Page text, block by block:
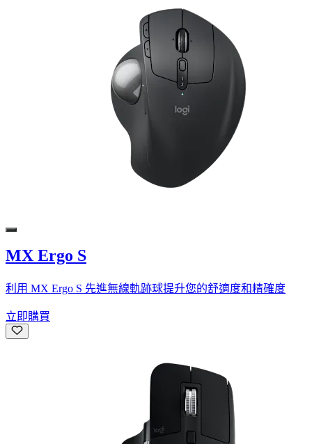
MX Ergo S
利用 MX Ergo S 先進無線軌跡球提升您的舒適度和精確度
立即購買